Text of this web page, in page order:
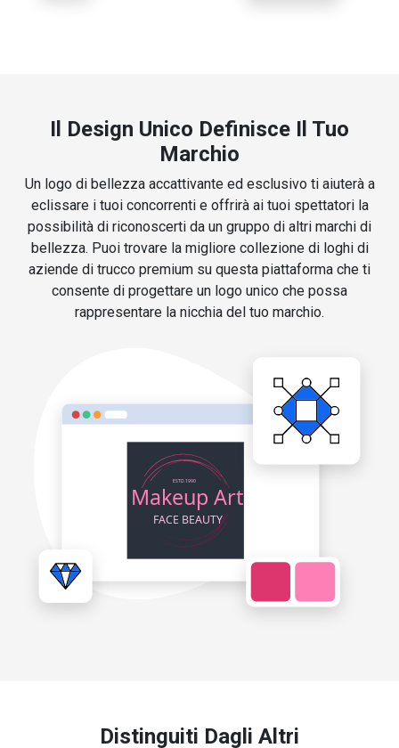
Il Design Unico Definisce Il Tuo
Marchio
Un logo di bellezza accattivante ed esclusivo ti aiuterà a
eclissare i tuoi concorrenti e offrirà ai tuoi spettatori la
possibilità di riconoscerti da un gruppo di altri marchi di
bellezza. Puoi trovare la migliore collezione di loghi di
aziende di trucco premium su questa piattaforma che ti
consente di progettare un logo unico che possa
rappresentare la nicchia del tuo marchio.
Distinguiti Dagli Altri